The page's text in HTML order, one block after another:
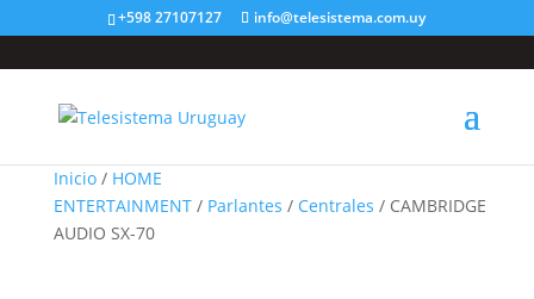
+598 27107127 info@telesistema.com.uy
Inicio/ HOME
ENTERTAINMENT/ Parlantes / Centrales / CAMBRIDGE
AUDIO SX-70